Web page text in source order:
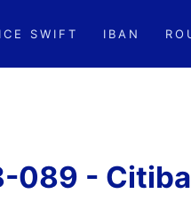
SWIFT IBAN
089 -